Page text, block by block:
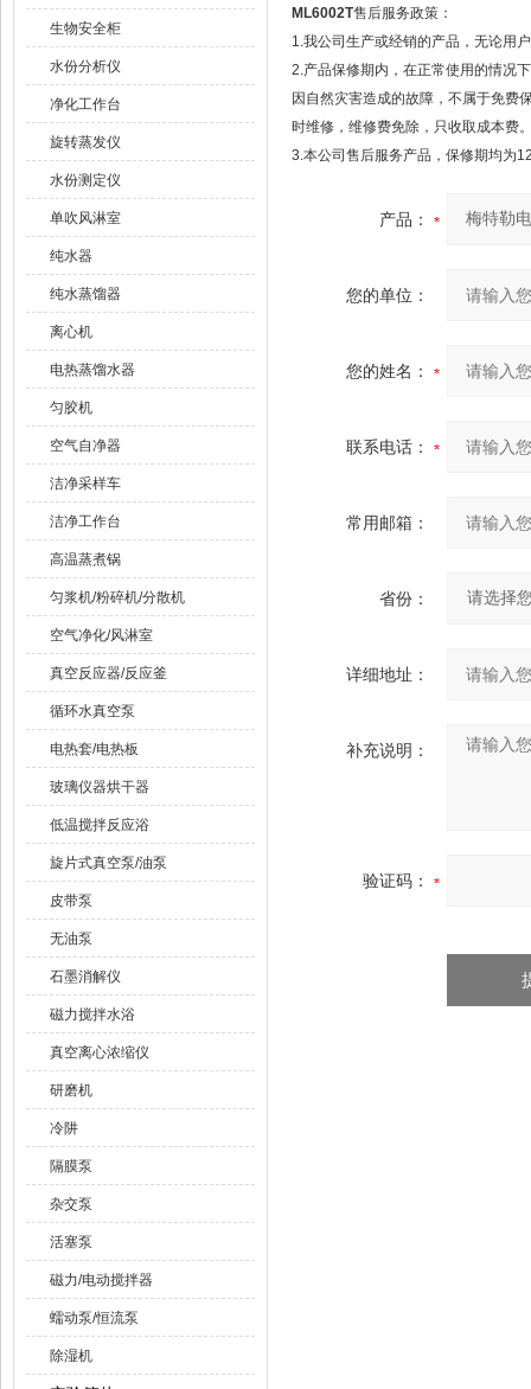
生物安全柜
水份分析仪
净化工作台
旋转蒸发仪
水份测定仪
单吹风淋室
纯水器
纯水蒸馏器
离心机
电热蒸馏水器
匀胶机
空气自净器
洁净采样车
洁净工作台
高温蒸煮锅
匀浆机/粉碎机/分散机
空气净化/风淋室
真空反应器/反应釜
循环水真空泵
电热套/电热板
玻璃仪器烘干器
低温搅拌反应浴
旋片式真空泵/油泵
皮带泵
无油泵
石墨消解仪
磁力搅拌水浴
真空离心浓缩仪
研磨机
冷阱
隔膜泵
杂交泵
活塞泵
磁力/电动搅拌器
蠕动泵/恒流泵
除湿机
ML6002T售后服务政策：
1.我公司生产或经销的产品，无论用
2.产品保修期内，在正常使用的情况
因自然灾害造成的故障，不属于免费
时维修，维修费免除，只收取成本费
3.本公司售后服务产品，保修期均为
产品：
您的单位：
您的姓名：
联系电话：
常用邮箱：
省份：
详细地址：
补充说明：
验证码：